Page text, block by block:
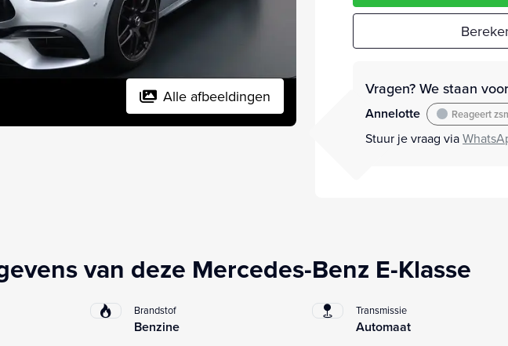
Alle afbeeldingen Vragen? We staan
Annelotte Reageert
Stuur je vraag via
van deze Mercedes-Benz E-Klasse
Brandstof
Benzine
Transmissie
Automaat